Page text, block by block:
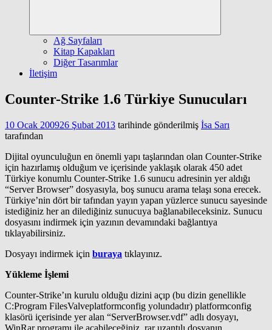
Ağ Sayfaları
Kitap Kapakları
Diğer Tasarımlar
İletişim
Counter-Strike 1.6 Türkiye Sunucuları
10 Ocak 200926 Şubat 2013 tarihinde gönderilmiş İsa Sarı
tarafından
Dijital oyunculuğun en önemli yapı taşlarından olan Counter-Strike
için hazırlamış olduğum ve içerisinde yaklaşık olarak 450 adet
Türkiye konumlu Counter-Strike 1.6 sunucu adresinin yer aldığı
“Server Browser” dosyasıyla, boş sunucu arama telaşı sona erecek.
Türkiye’nin dört bir tafından yayın yapan yüzlerce sunucu sayesinde
istediğiniz her an dilediğiniz sunucuya bağlanabileceksiniz. Sunucu
dosyasını indirmek için yazının devamındaki bağlantıya
tıklayabilirsiniz.
Dosyayı indirmek için buraya tıklayınız.
Yükleme İşlemi
Counter-Strike’ın kurulu olduğu dizini açıp (bu dizin genellikle
C:Program FilesValveplatformconfig yolundadır) platformconfig
klasörü içerisinde yer alan “ServerBrowser.vdf” adlı dosyayı,
WinRar programı ile açabileceğiniz .rar uzantılı dosyanın